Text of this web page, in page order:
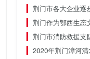
荆门市各大企业逐
荆门作为鄂西生态
荆门市消防救援支
2020年荆门漳河清